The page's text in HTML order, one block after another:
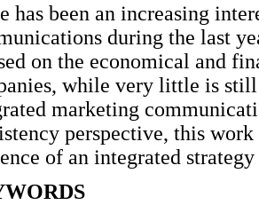
has been an increasing
during the last
on the economical and
while very little is
marketing
perspective, this
of an integrated